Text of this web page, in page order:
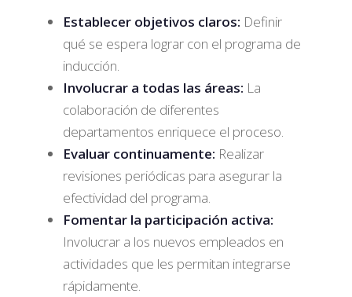
Establecer objetivos claros: Definir
qué se espera lograr con el programa de
inducción.
Involucrar a todas las áreas: La
colaboración de diferentes
departamentos enriquece el proceso.
Evaluar continuamente: Realizar
revisiones periódicas para asegurar la
efectividad del programa.
Fomentar la participación activa:
Involucrar a los nuevos empleados en
actividades que les permitan integrarse
rápidamente.